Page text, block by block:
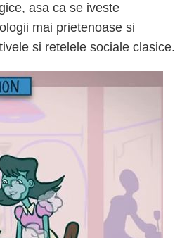
asa ca se iveste
mai prietenoase si
si retelele sociale clasice.